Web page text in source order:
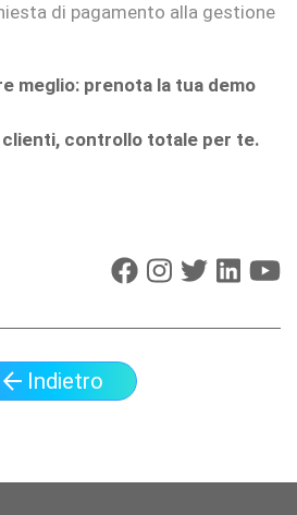
di pagamento alla gestione
meglio: prenota la tua demo
controllo totale per te.
Indietro